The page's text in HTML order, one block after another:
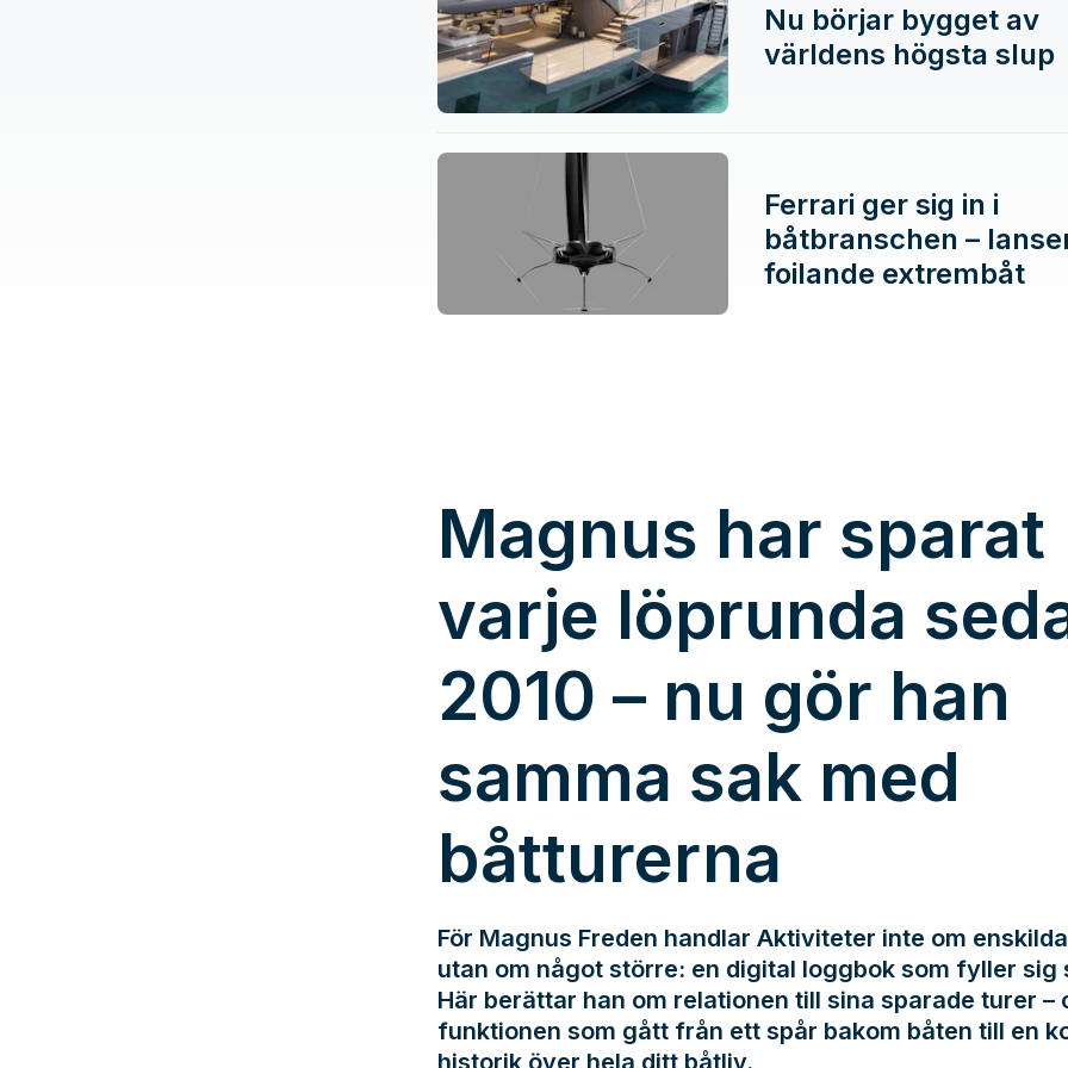
Nu börjar bygget av
världens högsta slup
Ferrari ger sig in i
båtbranschen –
foilande extrembåt
Magnus har sparat
varje löprunda
2010 – nu gör han
samma sak med
båtturerna
För Magnus Freden handlar Aktiviteter inte om
utan om något större: en digital loggbok som fyller sig
Här berättar han om relationen till sina sparade turer –
funktionen som gått från ett spår bakom båten till en